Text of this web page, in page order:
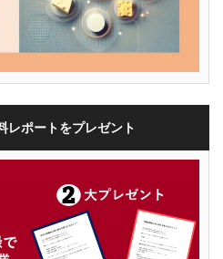
レポートをプレゼント